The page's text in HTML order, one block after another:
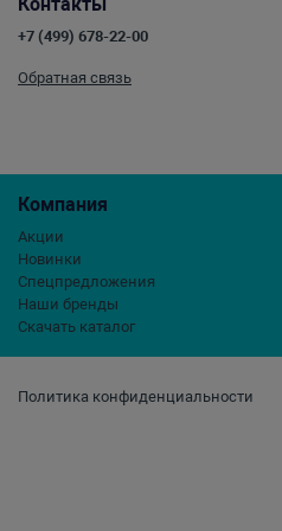
Политика конфиденциальности
Компания
Акции
Новинки
Спецпредложения
Наши бренды
Скачать каталог
+7 (499) 678-22-00
Обратная связь